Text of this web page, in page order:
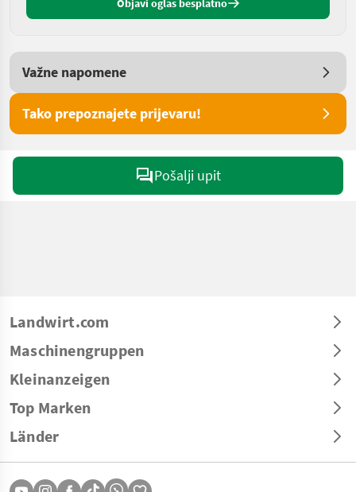
Objavi oglas besplatno
Važne napomene
Tako prepoznajete prijevaru!
Pošalji upit
Landwirt.com
Maschinengruppen
Kleinanzeigen
Top Marken
Länder